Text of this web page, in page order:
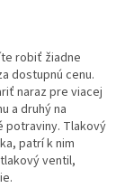
robiť žiadne
dostupnú cenu.
naraz pre viacej
a druhý na
potraviny. Tlakový
patrí k nim
ventil,